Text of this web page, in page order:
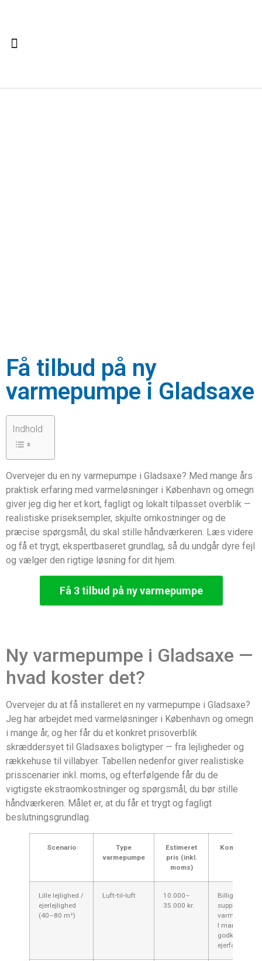
Få tilbud på ny
varmepumpe i Gladsaxe
Indhold
Overvejer du en ny varmepumpe i Gladsaxe? Med mange års
praktisk erfaring med varmeløsninger i København og omegn
giver jeg dig her et kort, fagligt og lokalt tilpasset overblik —
realistiske priseksempler, skjulte omkostninger og de
præcise spørgsmål, du skal stille håndværkeren. Læs videre
og få et trygt, ekspertbaseret grundlag, så du undgår dyre fejl
og vælger den rigtige løsning for dit hjem.
Få 3 tilbud på ny varmepumpe
Ny varmepumpe i Gladsaxe —
hvad koster det?
Overvejer du at få installeret en ny varmepumpe i Gladsaxe?
Jeg har arbejdet med varmeløsninger i København og omegn
i mange år, og her får du et konkret prisoverblik
skræddersyet til Gladsaxes boligtyper — fra lejligheder og
rækkehuse til villabyer. Tabellen nedenfor giver realistiske
prisscenarier inkl. moms, og efterfølgende får du de
vigtigste ekstraomkostninger og spørgsmål, du bør stille
håndværkeren. Målet er, at du får et trygt og fagligt
beslutningsgrundlag.
Scenario
Type
varmepumpe
Estimeret
pris (inkl.
moms)
Kommentar
Lille lejlighed /
ejerlejlighed
(40–80 m²)
Luft‑til‑luft
10.000–
35.000 kr.
Billigste
supplerende
varme/
I mange
godkendelse
ejerforening.